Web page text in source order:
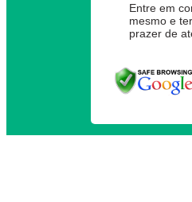
Entre em
mesmo e
prazer de